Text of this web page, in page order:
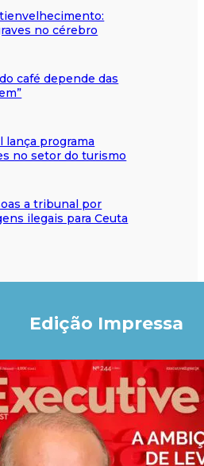
no cérebro
café depende das
lança programa
no setor do turismo
a tribunal por
ilegais para Ceuta
Edição Impressa